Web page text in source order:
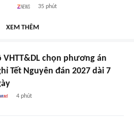
35 phút
XEM THÊM
VHTT&DL chọn phương án
Tết Nguyên đán 2027 dài 7
4 phút